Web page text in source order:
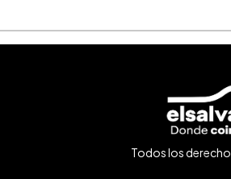
Todos los